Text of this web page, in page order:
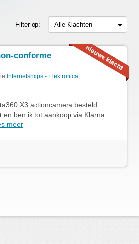
Filter op: Alle Klachten
conforme
Internetshops - Elektronica,
X3 actioncamera besteld.
en ben ik tot aankoop via Klarna
meer